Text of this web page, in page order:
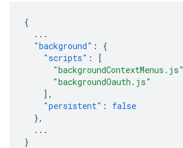
{
...
"background" :
{
"scripts" :
[
"backgroundContextMenus.js"
"backgroundOauth.js"
],
"persistent" :
false
},
...
}